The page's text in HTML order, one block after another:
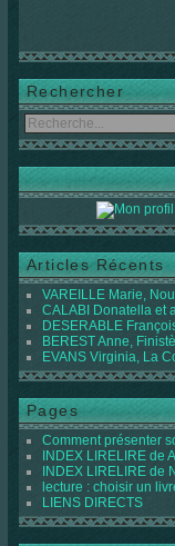
Rechercher
Articles Récents
VAREILLE Marie,
CALABI Donatella et
DESERABLE
BEREST Anne,
EVANS Virginia, La
Pages
Comment présenter
INDEX LIRELIRE de
INDEX LIRELIRE de
lecture : choisir un
LIENS DIRECTS